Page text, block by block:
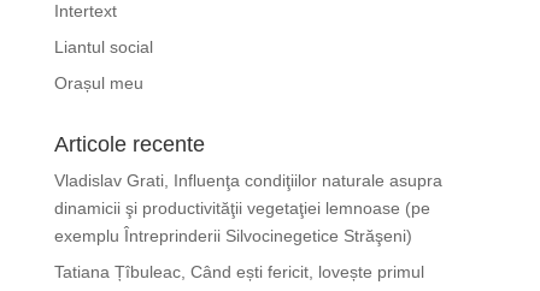
Intertext
Liantul social
Orașul meu
Articole recente
Vladislav Grati, Influenţa condiţiilor naturale asupra
dinamicii şi productivităţii vegetaţiei lemnoase (pe
exemplu Întreprinderii Silvocinegetice Străşeni)
Tatiana Țîbuleac, Când ești fericit, lovește primul